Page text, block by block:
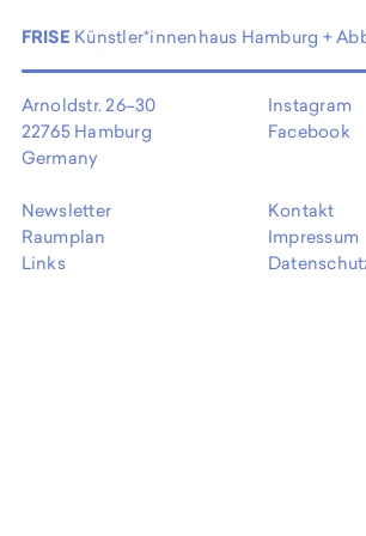
FRISE Künstler*innenhaus Hamburg +
Arnoldstr. 26–30
22765 Hamburg
Germany
Instagram
Facebook
Newsletter
Raumplan
Links
Kontakt
Impressum